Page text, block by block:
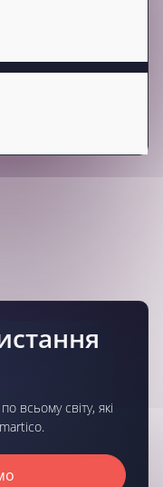
всьому світу, які